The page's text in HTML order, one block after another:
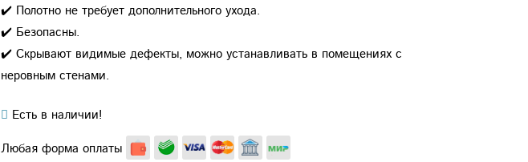
✔️ Полотно не требует дополнительного ухода.
✔️ Безопасны.
✔️ Скрывают видимые дефекты, можно устанавливать в помещениях с
неровным стенами.
Есть в наличии!
Любая форма оплаты